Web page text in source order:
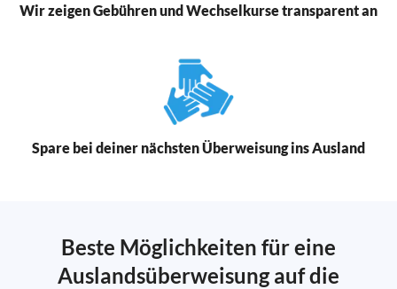
Wir zeigen Gebühren und Wechselkurse transparent an
Spare bei deiner nächsten Überweisung ins Ausland
Beste Möglichkeiten für eine
Auslandsüberweisung auf die